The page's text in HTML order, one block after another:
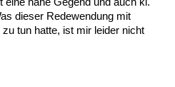
dieser Redewendung mit
tun hatte, ist mir leider nicht